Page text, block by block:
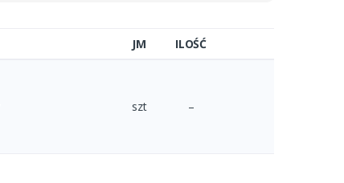
JM ILOŚĆ
szt –